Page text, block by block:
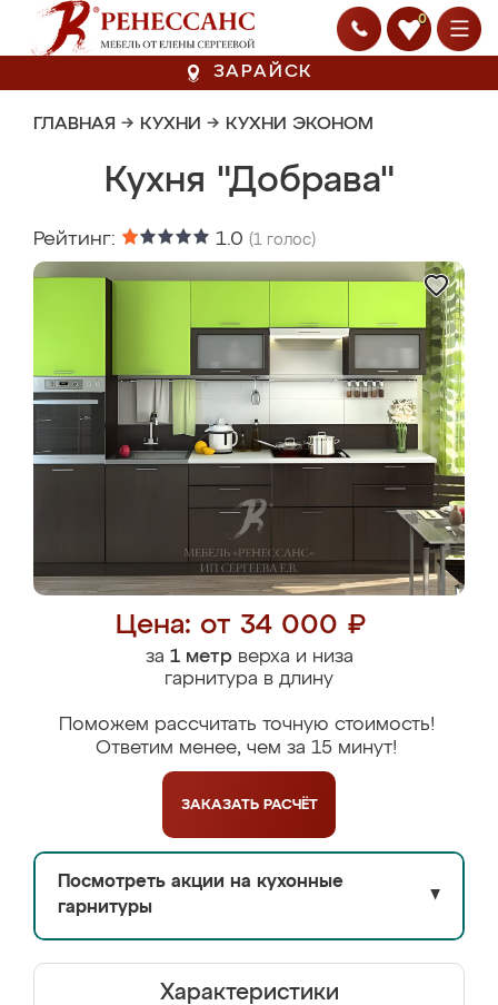
0
ЗАРАЙСК
ГЛАВНАЯ → КУХНИ → КУХНИ ЭКОНОМ
Кухня "Добрава"
Рейтинг: 1.0 (1 голос)
Цена: от 34 000 ₽
за 1 метрверха и низа
гарнитура в длину
Поможем рассчитать точную стоимость!
Ответим менее, чем за 15 минут!
ЗАКАЗАТЬ РАСЧЁТ
Посмотреть акции на кухонные
гарнитуры
▼
Характеристики